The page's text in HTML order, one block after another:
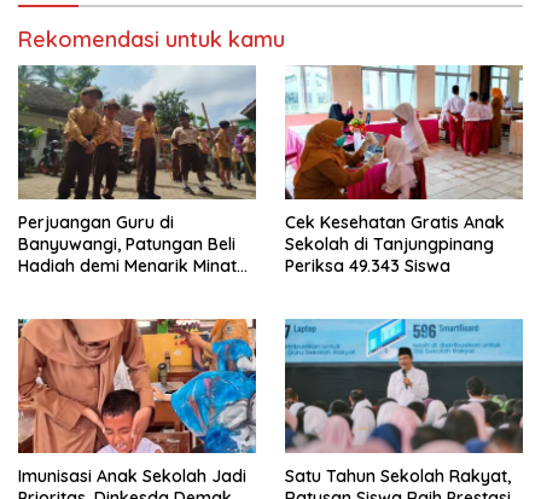
Rekomendasi untuk kamu
Perjuangan Guru di
Banyuwangi, Patungan Beli
Hadiah demi Menarik Minat
Cek Kesehatan Gratis Anak
Sekolah di Tanjungpinang
Periksa 49.343 Siswa
Imunisasi Anak Sekolah Jadi
Satu Tahun Sekolah Rakyat,